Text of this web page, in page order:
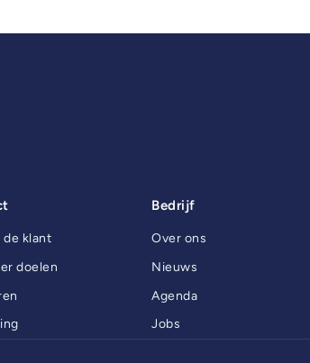
de klant
doelen
Bedrijf
Over ons
Nieuws
Agenda
Jobs